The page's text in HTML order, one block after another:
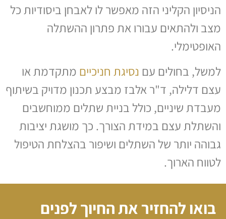
הניסיון הקליני הזה מאפשר לו לאבחן ביסודיות כל
מצב ולהתאים עבורו את פתרון ההשתלה
האופטימלי.
למשל, בחולים עם נסיגת חניכיים מתקדמת או
עצם דלילה, ד"ר אלבז מבצע תכנון מדויק בשיתוף
מעבדת שיניים, כולל בניית שתלים ממוחשבים
והשתלת עצם במידת הצורך. כך מושגת יציבות
גבוהה יותר של השתלים ושיפור בהצלחת הטיפול
לטווח הארוך.
בואו להחזיר את החיוך לפנים